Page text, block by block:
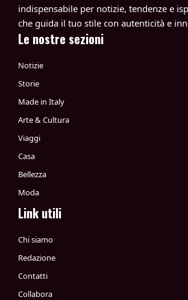
indispensabile per notizie, tendenze e
che guida il tuo stile con autenticità e
Le nostre sezioni
Notizie
Storie
Made in Italy
Arte & Cultura
Viaggi
Casa
Bellezza
Moda
Link utili
Chi siamo
Redazione
Contatti
Collabora